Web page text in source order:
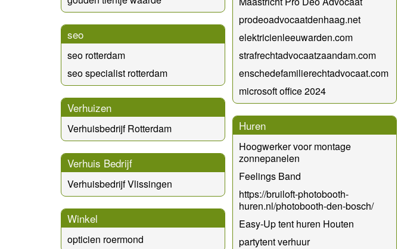
seo
seo rotterdam
seo specialist rotterdam
Verhuizen
Verhuisbedrijf Rotterdam
Verhuis Bedrijf
Verhuisbedrijf Vlissingen
Winkel
opticien roermond
prodeoadvocaatdenhaag.net
elektricienleeuwarden.com
strafrechtadvocaatzaandam.com
enschedefamilierechtadvocaat.com
microsoft office 2024
Huren
Hoogwerker voor montage
zonnepanelen
Feelings Band
https://bruiloft-photobooth-
huren.nl/photobooth-den-bosch/
Easy-Up tent huren Houten
partytent verhuur